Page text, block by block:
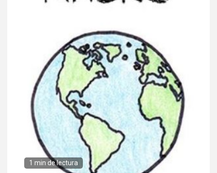
1 min de lectura